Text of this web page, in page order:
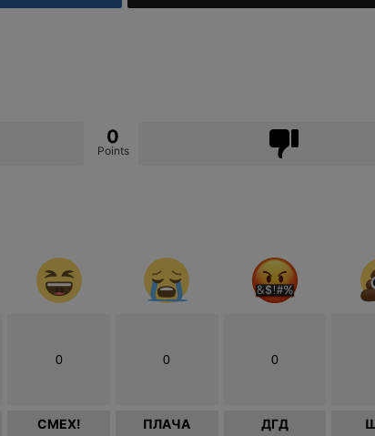
0
Points
0
СМЕХ!
0
ПЛАЧА
0
ДГД